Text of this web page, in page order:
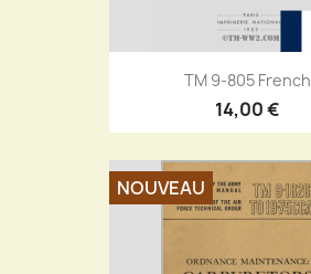
TM 9-805 French
14,00 €
NOUVEAU